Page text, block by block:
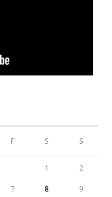
F S S
1 2
7 8 9